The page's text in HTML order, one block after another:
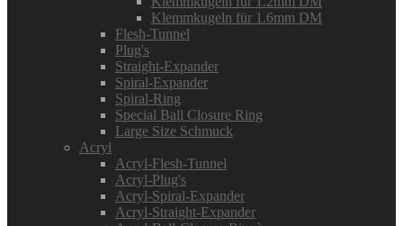
Klemmkugeln für 1.6mm DM
Flesh-Tunnel
Plug's
Straight-Expander
Spiral-Expander
Spiral-Ring
Special Ball Closure Ring
Large Size Schmuck
Acryl
Acryl-Flesh-Tunnel
Acryl-Plug's
Acryl-Spiral-Expander
Acryl-Straight-Expander